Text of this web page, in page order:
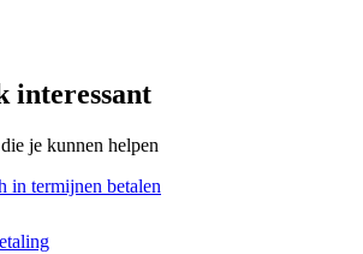
interessant
je kunnen helpen
in termijnen betalen